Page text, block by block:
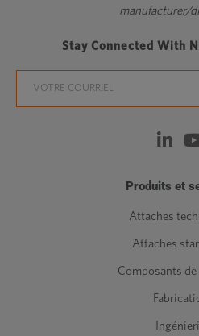
manufacturer/
Stay Connected With
Produits et
Attaches
Attaches
Composants de